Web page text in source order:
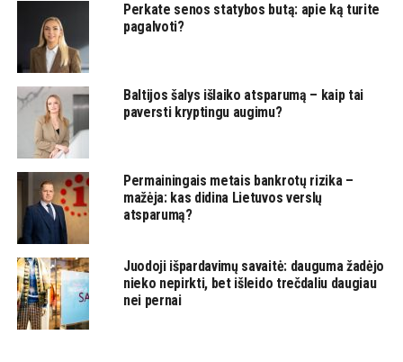
Perkate senos statybos butą: apie ką turite
pagalvoti?
Baltijos šalys išlaiko atsparumą – kaip tai
paversti kryptingu augimu?
Permainingais metais bankrotų rizika –
mažėja: kas didina Lietuvos verslų
atsparumą?
Juodoji išpardavimų savaitė: dauguma žadėjo
nieko nepirkti, bet išleido trečdaliu daugiau
nei pernai